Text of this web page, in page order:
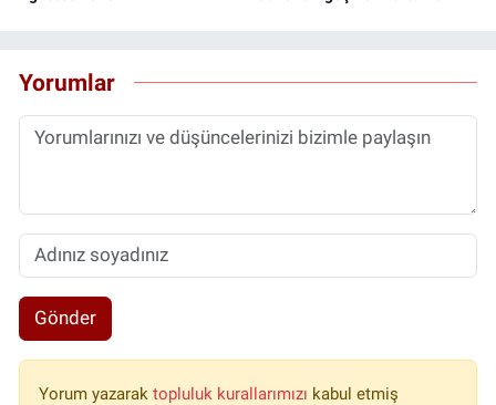
Yorumlar
Gönder
Yorum yazarak topluluk kurallarımızı kabul etmiş